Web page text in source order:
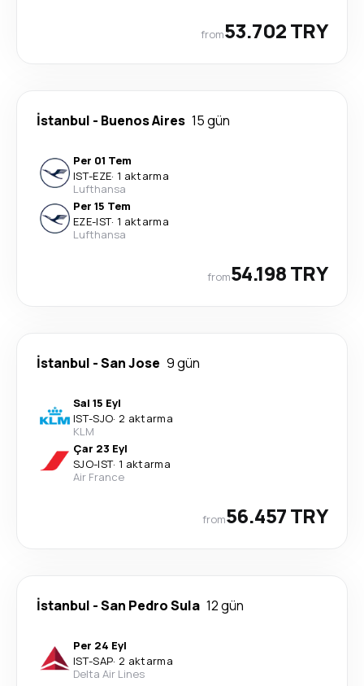
from53.702 TRY
İstanbul - Buenos Aires 15 gün
Per 01 Tem
IST-EZE· 1 aktarma
Lufthansa
Per 15 Tem
EZE-IST· 1 aktarma
Lufthansa
from54.198 TRY
İstanbul -San Jose 9 gün
Sal 15 Eyl
IST-SJO· 2 aktarma
KLM
Çar 23 Eyl
SJO-IST· 1 aktarma
Air France
from56.457 TRY
İstanbul -San Pedro Sula 12 gün
Per 24 Eyl
IST-SAP· 2 aktarma
Delta Air Lines